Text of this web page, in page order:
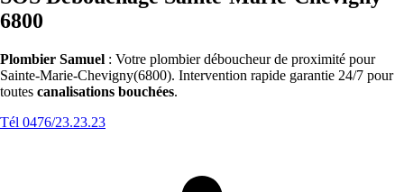
6800
Plombier Samuel : Votre plombier déboucheur de proximité pour
Sainte-Marie-Chevigny(6800). Intervention rapide garantie 24/7 pour
toutes canalisations bouchées.
Tél 0476/23.23.23